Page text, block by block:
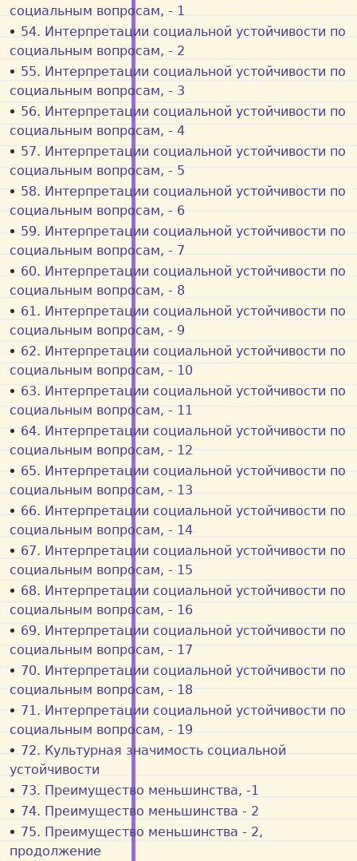
социальным вопросам, - 1
54. Интерпретации социальной устойчивости по
социальным вопросам, - 2
55. Интерпретации социальной устойчивости по
социальным вопросам, - 3
56. Интерпретации социальной устойчивости по
социальным вопросам, - 4
57. Интерпретации социальной устойчивости по
социальным вопросам, - 5
58. Интерпретации социальной устойчивости по
социальным вопросам, - 6
59. Интерпретации социальной устойчивости по
социальным вопросам, - 7
60. Интерпретации социальной устойчивости по
социальным вопросам, - 8
61. Интерпретации социальной устойчивости по
социальным вопросам, - 9
62. Интерпретации социальной устойчивости по
социальным вопросам, - 10
63. Интерпретации социальной устойчивости по
социальным вопросам, - 11
64. Интерпретации социальной устойчивости по
социальным вопросам, - 12
65. Интерпретации социальной устойчивости по
социальным вопросам, - 13
66. Интерпретации социальной устойчивости по
социальным вопросам, - 14
67. Интерпретации социальной устойчивости по
социальным вопросам, - 15
68. Интерпретации социальной устойчивости по
социальным вопросам, - 16
69. Интерпретации социальной устойчивости по
социальным вопросам, - 17
70. Интерпретации социальной устойчивости по
социальным вопросам, - 18
71. Интерпретации социальной устойчивости по
социальным вопросам, - 19
72. Культурная значимость социальной
устойчивости
73. Преимущество меньшинства, -1
74. Преимущество меньшинства - 2
75. Преимущество меньшинства - 2,
продолжение